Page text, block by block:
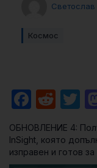
Космос
ОБНОВЛЕНИЕ 4:
InSight, която
изправен и готов